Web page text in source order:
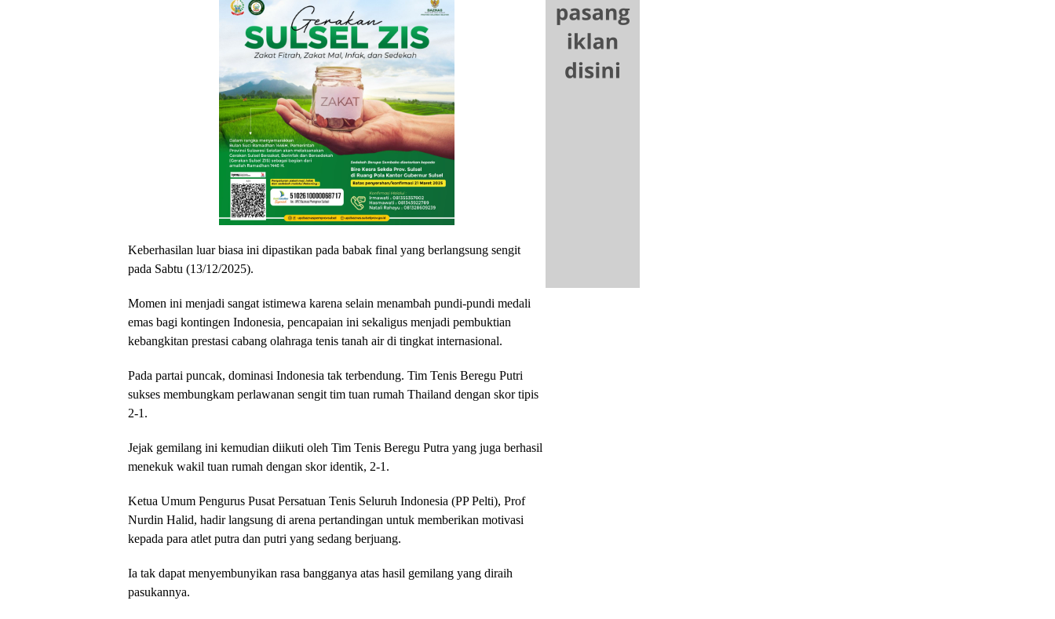
Keberhasilan luar biasa ini dipastikan pada babak final yang berlangsung sengit
pada Sabtu (13/12/2025).
Momen ini menjadi sangat istimewa karena selain menambah pundi-pundi medali
emas bagi kontingen Indonesia, pencapaian ini sekaligus menjadi pembuktian
kebangkitan prestasi cabang olahraga tenis tanah air di tingkat internasional.
Pada partai puncak, dominasi Indonesia tak terbendung. Tim Tenis Beregu Putri
sukses membungkam perlawanan sengit tim tuan rumah Thailand dengan skor tipis
2-1.
Jejak gemilang ini kemudian diikuti oleh Tim Tenis Beregu Putra yang juga berhasil
menekuk wakil tuan rumah dengan skor identik, 2-1.
Ketua Umum Pengurus Pusat Persatuan Tenis Seluruh Indonesia (PP Pelti), Prof
Nurdin Halid, hadir langsung di arena pertandingan untuk memberikan motivasi
kepada para atlet putra dan putri yang sedang berjuang.
Ia tak dapat menyembunyikan rasa bangganya atas hasil gemilang yang diraih
pasukannya.